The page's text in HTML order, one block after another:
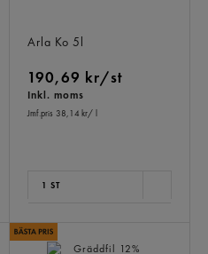
Arla Ko 5l
190,69 kr/st
Inkl. moms
Jmf.pris 38,14 kr/ l
1 ST